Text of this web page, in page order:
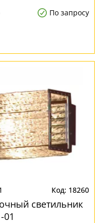
По запросу
18260
светильник
01